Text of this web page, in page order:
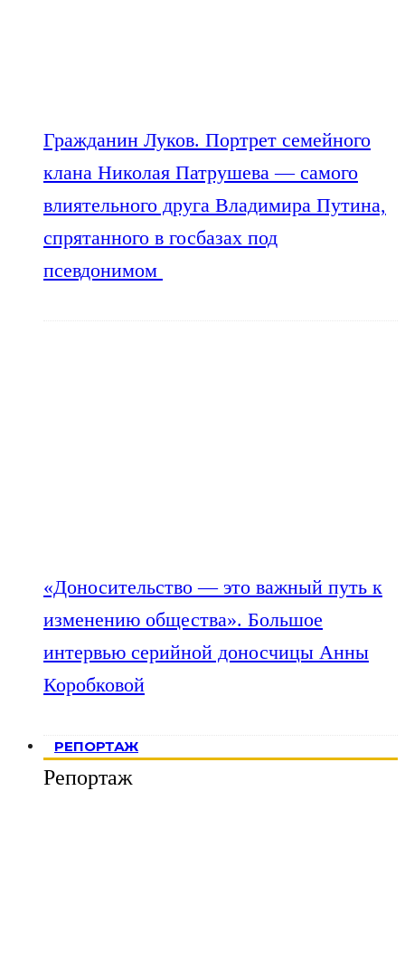
Гражданин Луков. Портрет семейного
клана Николая Патрушева — самого
влиятельного друга Владимира Путина,
спрятанного в госбазах под
псевдонимом
«Доносительство — это важный путь к
изменению общества». Большое
интервью серийной доносчицы Анны
Коробковой
РЕПОРТАЖ
Репортаж